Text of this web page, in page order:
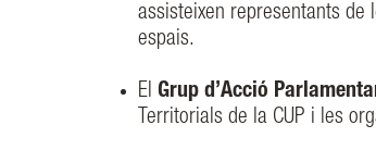
assisteixen representants de
espais.
El Grup d’Acció
Territorials de la CUP i les